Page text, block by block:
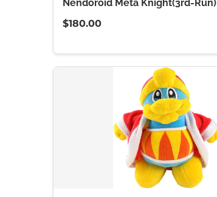
Nendoroid Meta Knight(3rd-Run)
$180.00